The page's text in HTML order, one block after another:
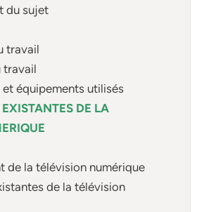
du sujet
travail
travail
équipements utilisés
DE LA
de la télévision numérique
de la télévision